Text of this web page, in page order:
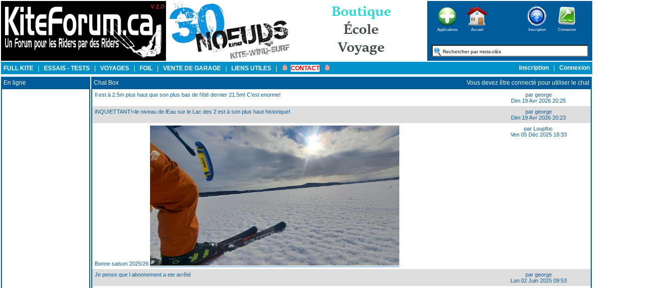
Applications Accueil Inscription Connexion
FULL KITE ESSAIS - TESTS VOYAGES FOIL VENTE DE GARAGE LIENS UTILES CONTACT Inscription Connexion
En ligne Chat Box Vous devez être connecté pour utiliser le chat
Il est à 2.5m plus haut que son plus bas de l'été dernier 21.5m! C'est enorme! par george
Dim 19 Avr 2026 20:25
iNQUIETTANT!<le niveau de lEau sur le Lac des 2 est à son plus haut historique!
par george
Dim 19 Avr 2026 20:23
Bonne saison 2025/26
par Loupfoc
Ven 05 Déc 2025 18:33
Je pense que l abonnement a ete arrêté par george
Lun 02 Juin 2025 09:53